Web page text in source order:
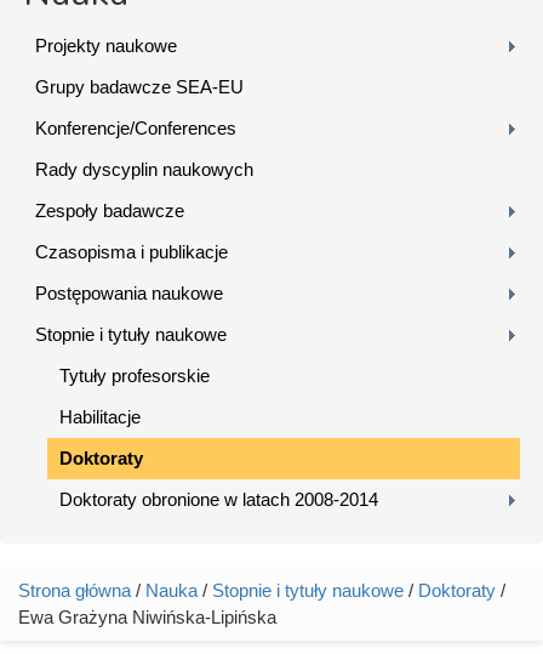
Projekty naukowe
Grupy badawcze SEA-EU
Konferencje/Conferences
Rady dyscyplin naukowych
Zespoły badawcze
Czasopisma i publikacje
Postępowania naukowe
Stopnie i tytuły naukowe
Tytuły profesorskie
Habilitacje
Doktoraty
Doktoraty obronione w latach 2008-2014
Jesteś tutaj
Strona główna / Nauka / Stopnie i tytuły naukowe / Doktoraty /
Ewa Grażyna Niwińska-Lipińska